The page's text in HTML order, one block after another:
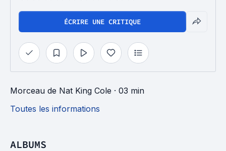
ÉCRIRE UNE CRITIQUE
Morceau de Nat King Cole · 03 min
Toutes les informations
ALBUMS